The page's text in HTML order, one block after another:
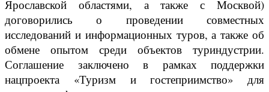
Ярославской областями, а также с Москвой)
договорились о проведении совместных
исследований и информационных туров, а также об
обмене опытом среди объектов туриндустрии.
Соглашение заключено в рамках поддержки
нацпроекта «Туризм и гостеприимство» для